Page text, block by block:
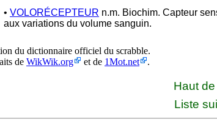
• VOLORÉCEPTEUR n.m. Biochim. Capteur
aux variations du volume sanguin.
du dictionnaire officiel du scrabble.
de WikWik.org et de 1Mot.net .
Haut
Liste